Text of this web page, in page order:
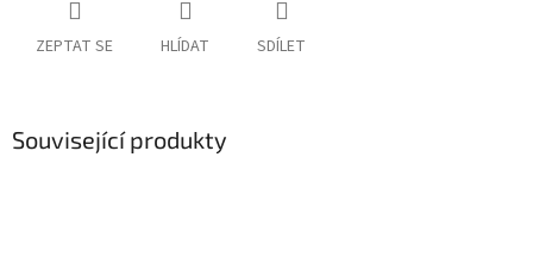
ZEPTAT SE HLÍDAT SDÍLET
Související produkty